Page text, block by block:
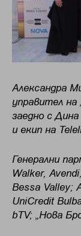
Александра
управител на
заедно с
и екип на
Генерални
Walker,
Bessa Valley;
UniCredit
bTV; „Нова